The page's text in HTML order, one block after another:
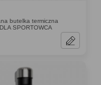
butelka termiczna
SPORTOWCA